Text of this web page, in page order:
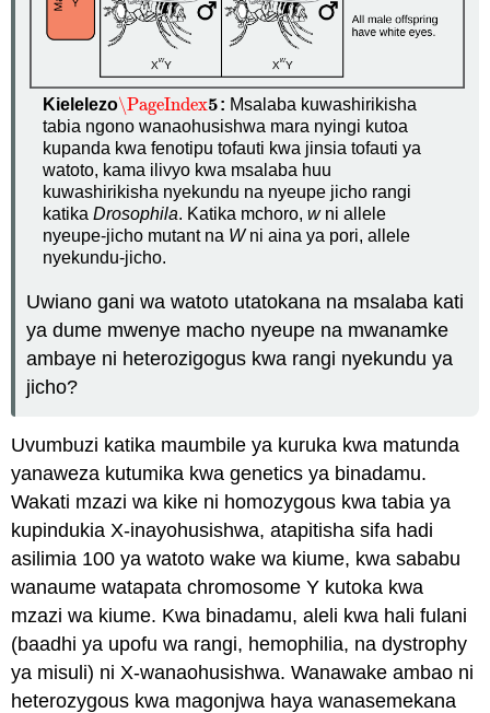
Kielelezo\PageIndex5
\PageIndex5 : Msalaba kuwashirikisha
tabia ngono wanaohusishwa mara nyingi kutoa
kupanda kwa fenotipu tofauti kwa jinsia tofauti ya
watoto, kama ilivyo kwa msalaba huu
kuwashirikisha nyekundu na nyeupe jicho rangi
katikaDrosophila. Katika mchoro,wni allele
nyeupe-jicho mutant na Wni aina ya pori, allele
nyekundu-jicho.
Uwiano gani wa watoto utatokana na msalaba kati
ya dume mwenye macho nyeupe na mwanamke
ambaye ni heterozigogus kwa rangi nyekundu ya
jicho?
Uvumbuzi katika maumbile ya kuruka kwa matunda
yanaweza kutumika kwa genetics ya binadamu.
Wakati mzazi wa kike ni homozygous kwa tabia ya
kupindukia X-inayohusishwa, atapitisha sifa hadi
asilimia 100 ya watoto wake wa kiume, kwa sababu
wanaume watapata chromosome Y kutoka kwa
mzazi wa kiume. Kwa binadamu, aleli kwa hali fulani
(baadhi ya upofu wa rangi, hemophilia, na dystrophy
ya misuli) ni X-wanaohusishwa. Wanawake ambao ni
heterozygous kwa magonjwa haya wanasemekana